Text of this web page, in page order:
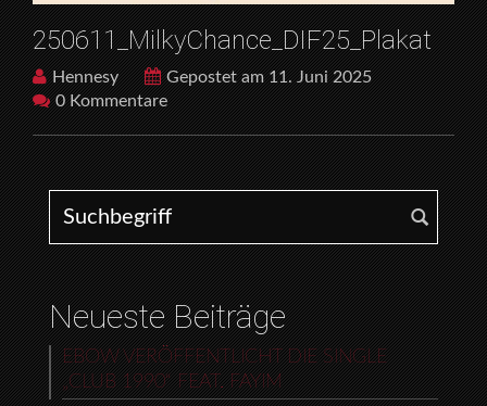
250611_MilkyChance_DIF25_Plakat
Hennesy
Gepostet am 11. Juni 2025
0 Kommentare
Search for:
Neueste Beiträge
EBOW VERÖFFENTLICHT DIE SINGLE
„CLUB 1990“ FEAT. FAYIM